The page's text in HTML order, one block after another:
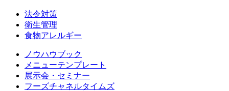
法令対策
衛生管理
食物アレルギー
ノウハウブック
メニューテンプレート
展示会・セミナー
フーズチャネルタイムズ